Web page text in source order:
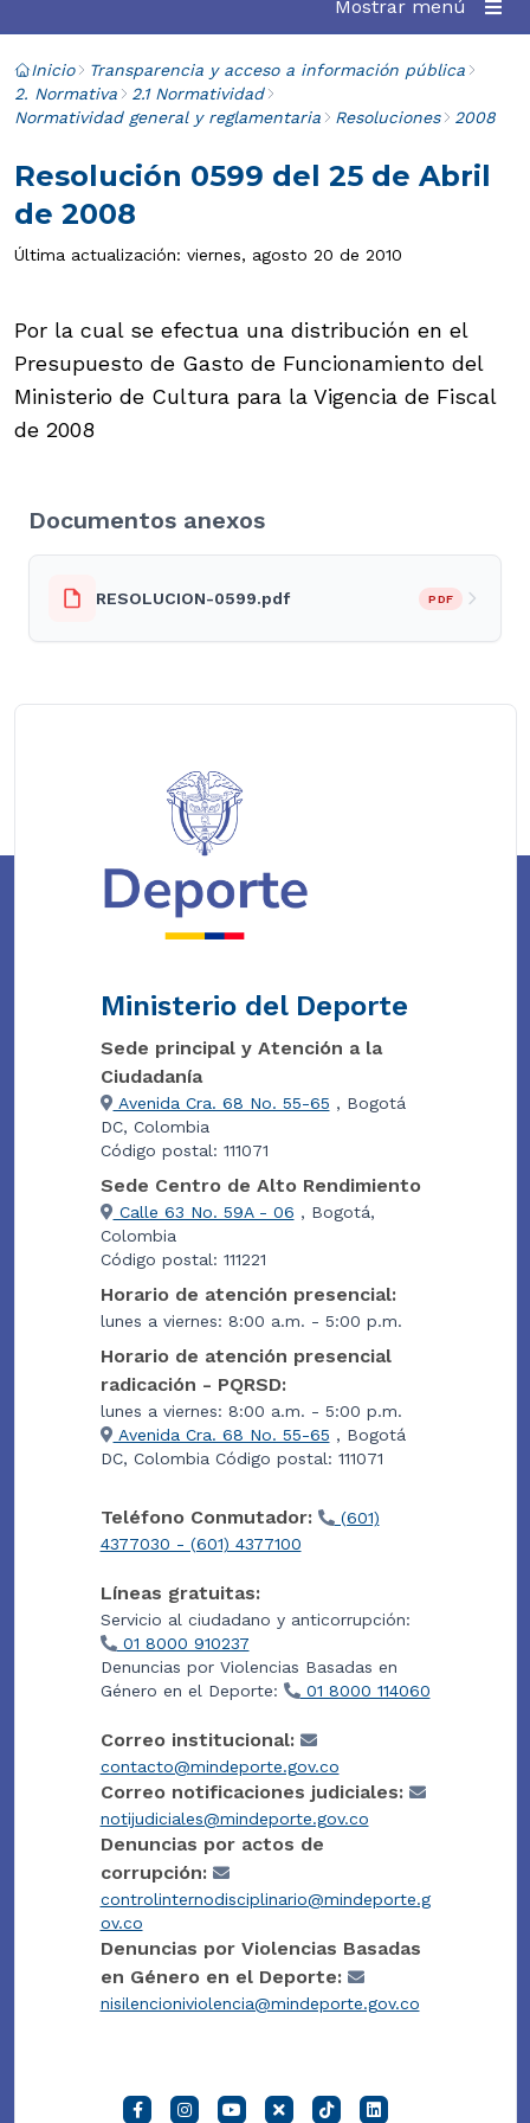
Mostrar menú
Inicio
Transparencia y acceso a información pública
2. Normativa
2.1 Normatividad
Normatividad general y reglamentaria
Resoluciones 2008
Resolución 0599 del 25 de Abril
de 2008
Última actualización: viernes, agosto 20 de 2010
Por la cual se efectua una distribución en el
Presupuesto de Gasto de Funcionamiento del
Ministerio de Cultura para la Vigencia de Fiscal
de 2008
Documentos anexos
RESOLUCION-0599.pdf PDF
Ministerio del Deporte
Sede principal y Atención a la
Ciudadanía
Avenida Cra. 68 No. 55-65 , Bogotá
DC, Colombia
Código postal: 111071
Sede Centro de Alto Rendimiento
Calle 63 No. 59A - 06 , Bogotá,
Colombia
Código postal: 111221
Horario de atención presencial:
lunes a viernes: 8:00 a.m. - 5:00 p.m.
Horario de atención presencial
radicación - PQRSD:
lunes a viernes: 8:00 a.m. - 5:00 p.m.
Avenida Cra. 68 No. 55-65 , Bogotá
DC, Colombia Código postal: 111071
Teléfono Conmutador:
(601)
4377030 - (601) 4377100
Líneas gratuitas:
Servicio al ciudadano y anticorrupción:
01 8000 910237
Denuncias por Violencias Basadas en
Género en el Deporte:
01 8000 114060
Correo institucional:
contacto@mindeporte.gov.co
Correo notificaciones judiciales:
notijudiciales@mindeporte.gov.co
Denuncias por actos de
corrupción:
controlinternodisciplinario@mindeporte.g
ov.co
Denuncias por Violencias Basadas
en Género en el Deporte:
nisilencioniviolencia@mindeporte.gov.co